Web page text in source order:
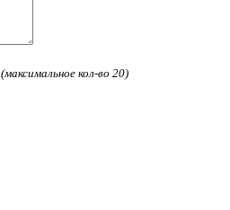
(максимальное кол-во 20)